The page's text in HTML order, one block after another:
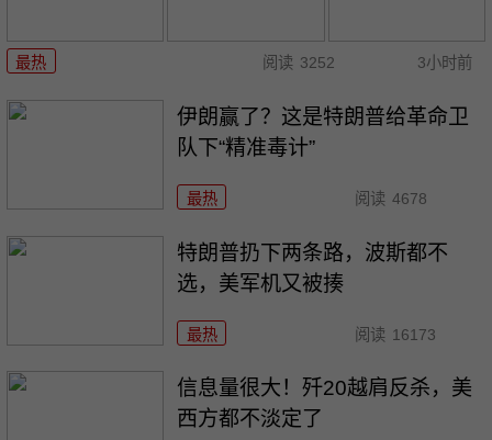
最热 阅读 3252 3小时前
伊朗赢了？这是特朗普给革命卫
队下“精准毒计”
最热 阅读 4678
特朗普扔下两条路，波斯都不
选，美军机又被揍
最热 阅读 16173
信息量很大！歼20越肩反杀，美
西方都不淡定了